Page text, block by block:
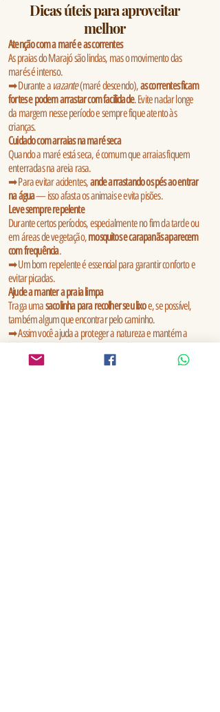
Dicas úteis para aproveitar
melhor
Atenção com a maré e as correntes
As praias do Marajó são lindas, mas o movimento das
marés é intenso.
➡ Durante a vazante(maré descendo),as correntes ficam
fortes e podem arrastar com facilidade. Evite nadar longe
da margem nesse período e sempre fique atento às
crianças.
Cuidado com arraias na maré seca
Quando a maré está seca, é comum que arraias fiquem
enterradas na areia rasa.
➡ Para evitar acidentes,ande arrastando os pés ao entrar
na água— isso afasta os animais e evita pisões.
Leve sempre repelente
Durante certos períodos, especialmente no fim da tarde ou
em áreas de vegetação,mosquitos e carapanãs aparecem
com frequência.
➡ Um bom repelente é essencial para garantir conforto e
evitar picadas.
Ajude a manter a praia limpa
Traga umasacolinha para recolher seu lixoe, se possível,
também algum que encontrar pelo caminho.
➡ Assim você ajuda a proteger a natureza e mantém a
beleza das praias do Marajó para todos.
Proteja-se do sol forte